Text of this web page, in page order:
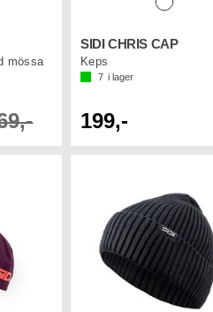
mössa
SIDI CHRIS CAP
Keps
7 i lager
199,-